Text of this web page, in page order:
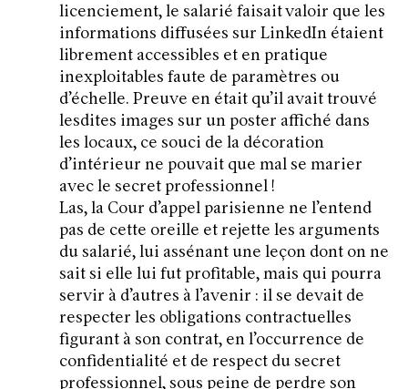
licenciement, le salarié faisait valoir que les
informations diffusées sur LinkedIn étaient
librement accessibles et en pratique
inexploitables faute de paramètres ou
d’échelle. Preuve en était qu’il avait trouvé
lesdites images sur un poster affiché dans
les locaux, ce souci de la décoration
d’intérieur ne pouvait que mal se marier
avec le secret professionnel !
Las, la Cour d’appel parisienne ne l’entend
pas de cette oreille et rejette les arguments
du salarié, lui assénant une leçon dont on ne
sait si elle lui fut profitable, mais qui pourra
servir à d’autres à l’avenir : il se devait de
respecter les obligations contractuelles
figurant à son contrat, en l’occurrence de
confidentialité et de respect du secret
professionnel, sous peine de perdre son